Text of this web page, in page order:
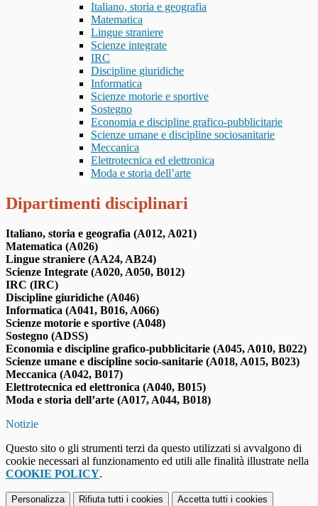
Italiano, storia e geografia
Matematica
Lingue straniere
Scienze integrate
IRC
Discipline giuridiche
Informatica
Scienze motorie e sportive
Sostegno
Economia e discipline grafico-pubblicitarie
Scienze umane e discipline sociosanitarie
Meccanica
Elettrotecnica ed elettronica
Moda e storia dell’arte
Dipartimenti disciplinari
Italiano, storia e geografia (A012, A021)
Matematica (A026)
Lingue straniere (AA24, AB24)
Scienze Integrate (A020, A050, B012)
IRC (IRC)
Discipline giuridiche (A046)
Informatica (A041, B016, A066)
Scienze motorie e sportive (A048)
Sostegno (ADSS)
Economia e discipline grafico-pubblicitarie (A045, A010, B022)
Scienze umane e discipline socio-sanitarie (A018, A015, B023)
Meccanica (A042, B017)
Elettrotecnica ed elettronica (A040, B015)
Moda e storia dell’arte (A017, A044, B018)
Notizie
Questo sito o gli strumenti terzi da questo utilizzati si avvalgono di
cookie necessari al funzionamento ed utili alle finalità illustrate nella
COOKIE POLICY.
Personalizza Rifiuta tutti i cookies Accetta tutti i cookies